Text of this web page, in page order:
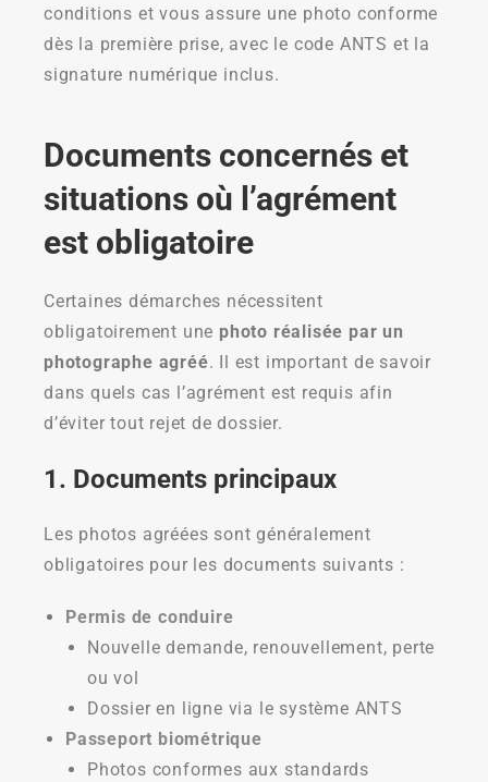
conditions et vous assure une photo conforme
dès la première prise, avec le code ANTS et la
signature numérique inclus.
Documents concernés et
situations où l’agrément
est obligatoire
Certaines démarches nécessitent
obligatoirement une photo réalisée par un
photographe agréé. Il est important de savoir
dans quels cas l’agrément est requis afin
d’éviter tout rejet de dossier.
1. Documents principaux
Les photos agréées sont généralement
obligatoires pour les documents suivants :
Permis de conduire
Nouvelle demande, renouvellement, perte
ou vol
Dossier en ligne via le système ANTS
Passeport biométrique
Photos conformes aux standards